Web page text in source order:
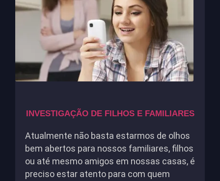
INVESTIGAÇÃO DE FILHOS E FAMILIARES
Atualmente não basta estarmos de olhos
bem abertos para nossos familiares, filhos
ou até mesmo amigos em nossas casas, é
preciso estar atento para com quem